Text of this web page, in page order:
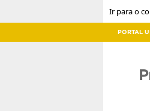
Ir para o
PORTAL